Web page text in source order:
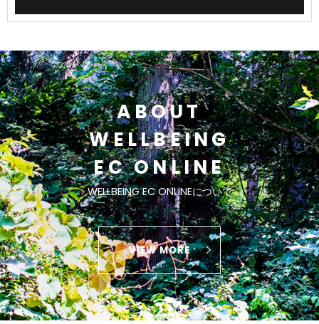
ABOUT
WELLBEING
EC ONLINE
WELLBEING EC ONLINEについて
VIEW MORE